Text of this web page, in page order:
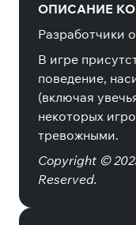
ОПИСАНИЕ
Разработчики
В игре
поведение,
(включая
некоторых
тревожными.
Copyright ©
Reserved.